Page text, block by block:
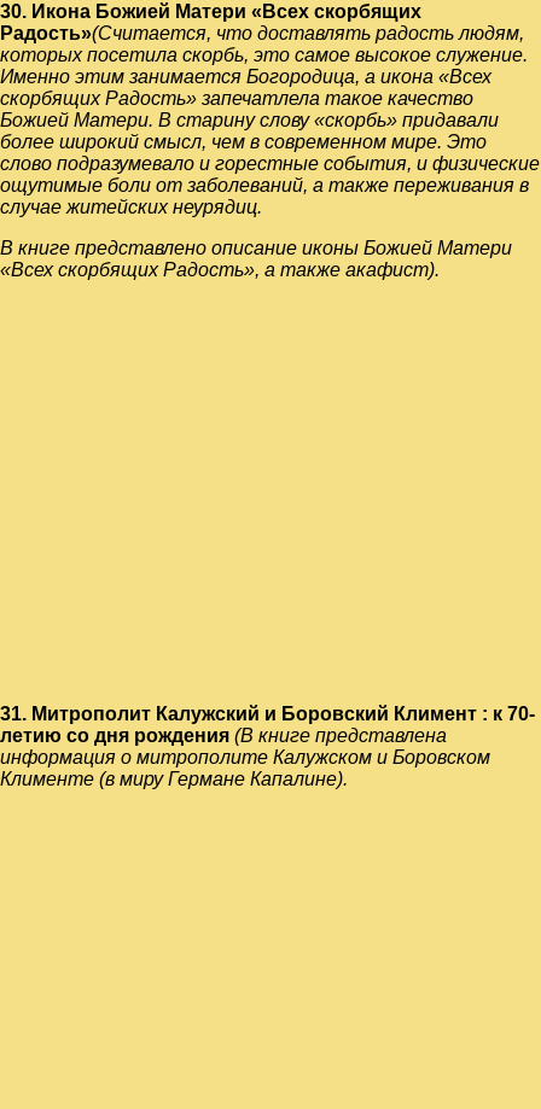
30. Икона Божией Матери «Всех скорбящих
Радость»(Считается, что доставлять радость людям,
которых посетила скорбь, это самое высокое служение.
Именно этим занимается Богородица, а икона «Всех
скорбящих Радость» запечатлела такое качество
Божией Матери. В старину слову «скорбь» придавали
более широкий смысл, чем в современном мире. Это
слово подразумевало и горестные события, и физические
ощутимые боли от заболеваний, а также переживания в
случае житейских неурядиц.
В книге представлено описание иконы Божией Матери
«Всех скорбящих Радость», а также акафист).
31. Митрополит Калужский и Боровский Климент : к 70-
летию со дня рождения (В книге представлена
информация о митрополите Калужском и Боровском
Клименте (в миру Германе Капалине).